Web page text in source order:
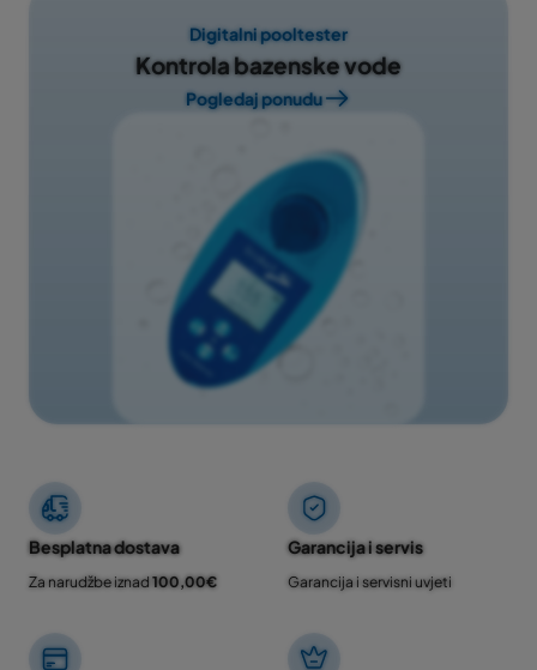
Digitalni pooltester
Kontrola bazenske vode
Pogledaj ponudu
Besplatna dostava
Za narudžbe iznad100,00€
Garancija i servis
Garancija i servisni uvjeti